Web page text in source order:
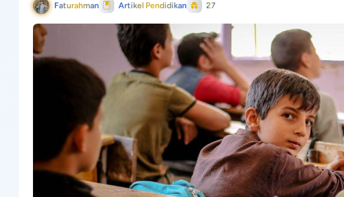
Faturahman Artikel Pendidikan 27